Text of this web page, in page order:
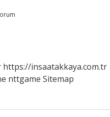
https://insaatakkaya.com.tr
nttgame Sitemap